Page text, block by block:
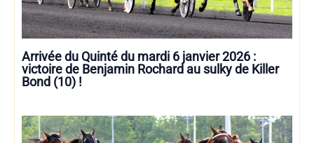
Arrivée du Quinté du mardi 6 janvier 2026 :
victoire de Benjamin Rochard au sulky de Killer
Bond (10) !